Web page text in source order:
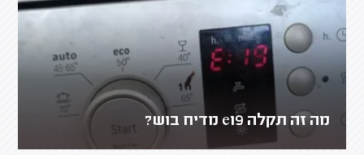
מה זה תקלה e19 מדיח בוש?